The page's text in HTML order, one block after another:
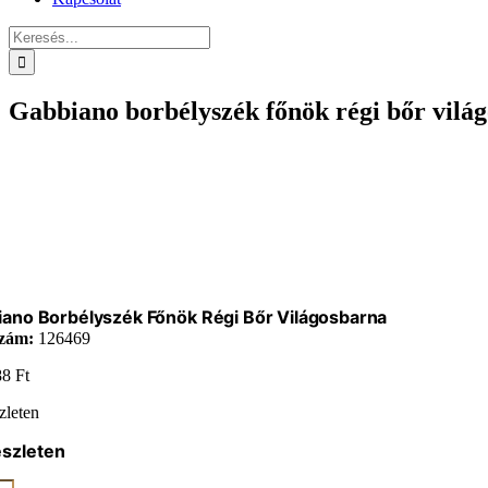
Keresés...
Gabbiano borbélyszék főnök régi bőr
Borbélyszék Főnök Régi Bőr Világosbarna
126469
Ft